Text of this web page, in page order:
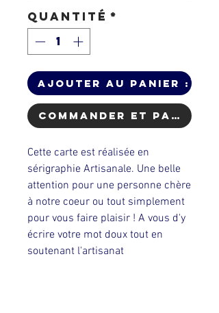
Quantité *
Ajouter au Panier :)
Commander et payer
Cette carte est réalisée en
sérigraphie Artisanale. Une belle
attention pour une personne chère
à notre coeur ou tout simplement
pour vous faire plaisir ! A vous d'y
écrire votre mot doux tout en
soutenant l'artisanat